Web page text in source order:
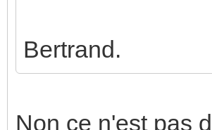
Bertrand.
Non ce n'est pas